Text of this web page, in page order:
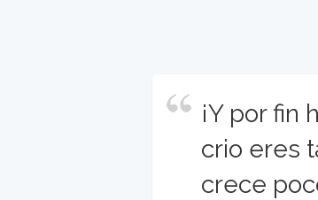
¡Y por
crio eres
crece